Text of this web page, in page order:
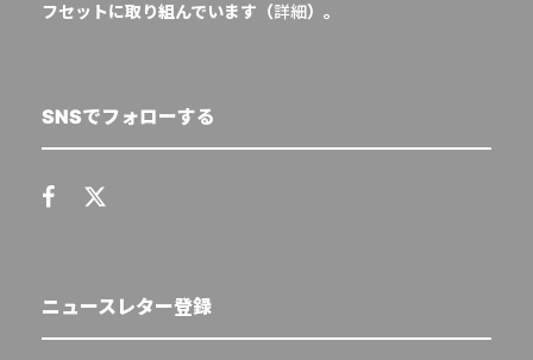
フセットに取り組んでいます（詳細）。
SNSでフォローする
ニュースレター登録